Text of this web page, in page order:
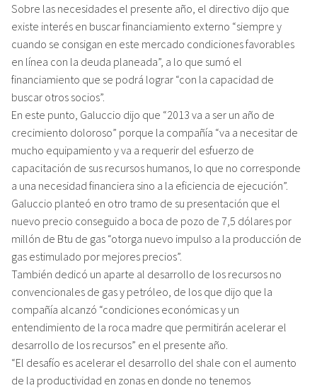
Sobre las necesidades el presente año, el directivo dijo que
existe interés en buscar financiamiento externo “siempre y
cuando se consigan en este mercado condiciones favorables
en línea con la deuda planeada”, a lo que sumó el
financiamiento que se podrá lograr “con la capacidad de
buscar otros socios”.
En este punto, Galuccio dijo que “2013 va a ser un año de
crecimiento doloroso” porque la compañía “va a necesitar de
mucho equipamiento y va a requerir del esfuerzo de
capacitación de sus recursos humanos, lo que no corresponde
a una necesidad financiera sino a la eficiencia de ejecución”.
Galuccio planteó en otro tramo de su presentación que el
nuevo precio conseguido a boca de pozo de 7,5 dólares por
millón de Btu de gas “otorga nuevo impulso a la producción de
gas estimulado por mejores precios”.
También dedicó un aparte al desarrollo de los recursos no
convencionales de gas y petróleo, de los que dijo que la
compañía alcanzó “condiciones económicas y un
entendimiento de la roca madre que permitirán acelerar el
desarrollo de los recursos” en el presente año.
“El desafío es acelerar el desarrollo del shale con el aumento
de la productividad en zonas en donde no tenemos